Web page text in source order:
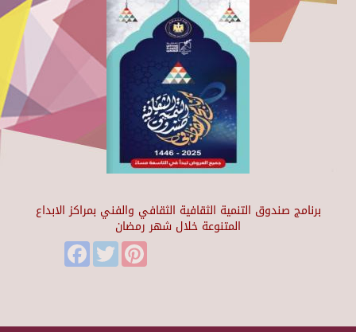
برنامج صندوق التنمية الثقافية الثقافي والفني بمراكز الابداع
المتنوعة خلال شهر رمضان
FacebookTwitter